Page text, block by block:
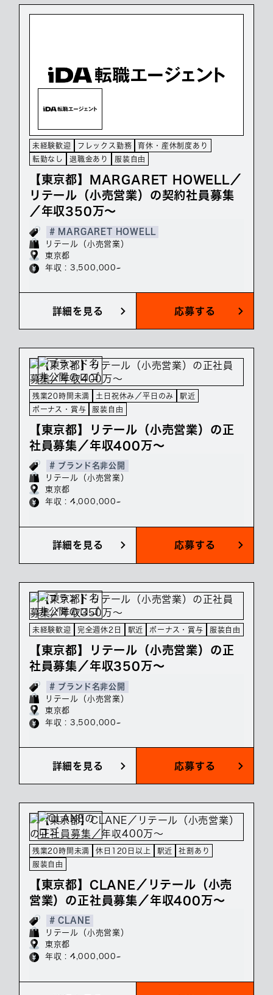
未経験歓迎 フレックス勤務
育休・産休制度あり
転勤なし
退職金あり 服装自由
【東京都】MARGARET HOWELL／
リテール（小売営業）の契約社員募集
／年収350万～
# MARGARET HOWELL
リテール（小売営業）
東京都
年収 : 3,500,000~
詳細を見る 応募する
残業20時間未満 土日祝休み／平日のみ
駅近
ボーナス・賞与
服装自由
【東京都】リテール（小売営業）の正
社員募集／年収400万～
# ブランド名非公開
リテール（小売営業）
東京都
年収 : 4,000,000~
詳細を見る 応募する
未経験歓迎 完全週休2日 駅近 ボーナス・賞与 服装自由
【東京都】リテール（小売営業）の正
社員募集／年収350万～
# ブランド名非公開
リテール（小売営業）
東京都
年収 : 3,500,000~
詳細を見る 応募する
残業20時間未満 休日120日以上 駅近
社割あり
服装自由
【東京都】CLANE／リテール（小売
営業）の正社員募集／年収400万～
# CLANE
リテール（小売営業）
東京都
年収 : 4,000,000~